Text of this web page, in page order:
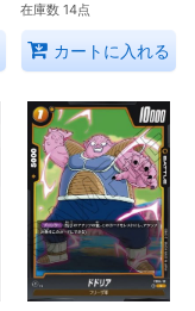
在庫数 14点
カートに入れる